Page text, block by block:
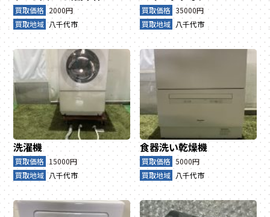
買取価格 2000円
買取地域 八千代市
買取価格 35000円
買取地域 八千代市
洗濯機
買取価格 15000円
買取地域 八千代市
食器洗い乾燥機
買取価格 5000円
買取地域 八千代市